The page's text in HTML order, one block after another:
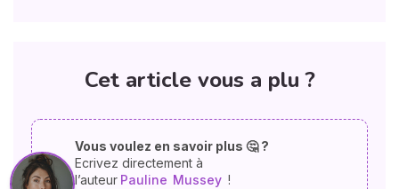
Cet article vous a plu ?
Vous voulez en savoir plus 🤔 ?
Ecrivez directement à
l’auteur Pauline Mussey !